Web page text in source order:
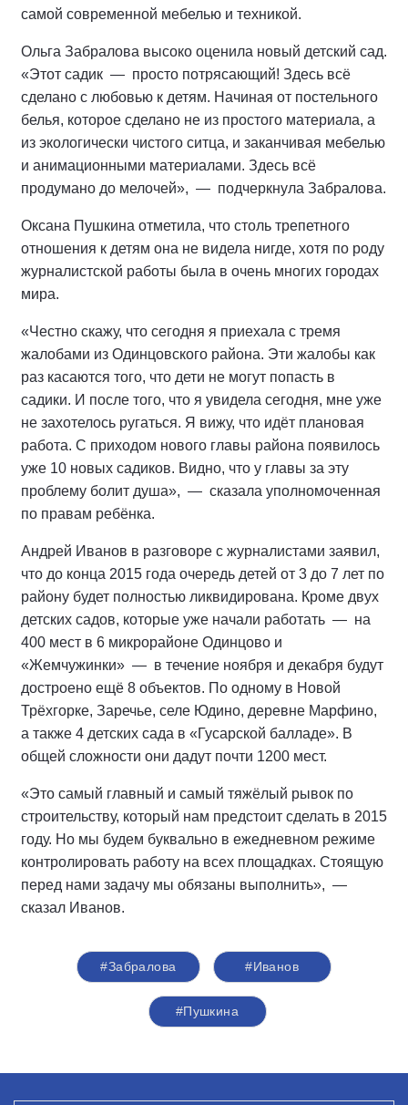
самой современной мебелью и техникой.
Ольга Забралова высоко оценила новый детский сад.
«Этот садик — просто потрясающий! Здесь всё
сделано с любовью к детям. Начиная от постельного
белья, которое сделано не из простого материала, а
из экологически чистого ситца, и заканчивая мебелью
и анимационными материалами. Здесь всё
продумано до мелочей», — подчеркнула Забралова.
Оксана Пушкина отметила, что столь трепетного
отношения к детям она не видела нигде, хотя по роду
журналистской работы была в очень многих городах
мира.
«Честно скажу, что сегодня я приехала с тремя
жалобами из Одинцовского района. Эти жалобы как
раз касаются того, что дети не могут попасть в
садики. И после того, что я увидела сегодня, мне уже
не захотелось ругаться. Я вижу, что идёт плановая
работа. С приходом нового главы района появилось
уже 10 новых садиков. Видно, что у главы за эту
проблему болит душа», — сказала уполномоченная
по правам ребёнка.
Андрей Иванов в разговоре с журналистами заявил,
что до конца 2015 года очередь детей от 3 до 7 лет по
району будет полностью ликвидирована. Кроме двух
детских садов, которые уже начали работать — на
400 мест в 6 микрорайоне Одинцово и
«Жемчужинки» — в течение ноября и декабря будут
достроено ещё 8 объектов. По одному в Новой
Трёхгорке, Заречье, селе Юдино, деревне Марфино,
а также 4 детских сада в «Гусарской балладе». В
общей сложности они дадут почти 1200 мест.
«Это самый главный и самый тяжёлый рывок по
строительству, который нам предстоит сделать в 2015
году. Но мы будем буквально в ежедневном режиме
контролировать работу на всех площадках. Стоящую
перед нами задачу мы обязаны выполнить», —
сказал Иванов.
#Забралова #Иванов
#Пушкина